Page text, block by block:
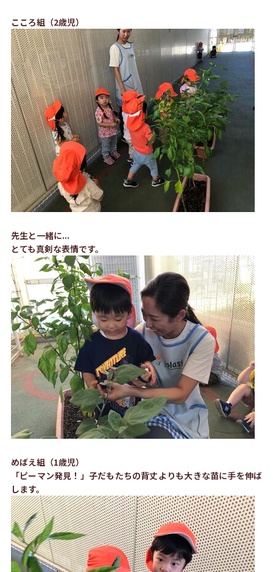
こころ組（2歳児）
先生と一緒に...
とても真剣な表情です。
めばえ組（1歳児）
「ピーマン発見！」子だもたちの背丈よりも大きな苗に手を伸ば
します。